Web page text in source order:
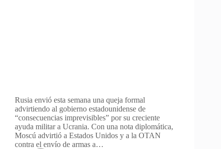
Rusia envió esta semana una queja formal
advirtiendo al gobierno estadounidense de
“consecuencias imprevisibles” por su creciente
ayuda militar a Ucrania. Con una nota diplomática,
Moscú advirtió a Estados Unidos y a la OTAN
contra el envío de armas a…